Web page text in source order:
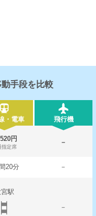
動手段を比較
・電車 飛行機
円
指定席
－
20分 －
宮駅
－